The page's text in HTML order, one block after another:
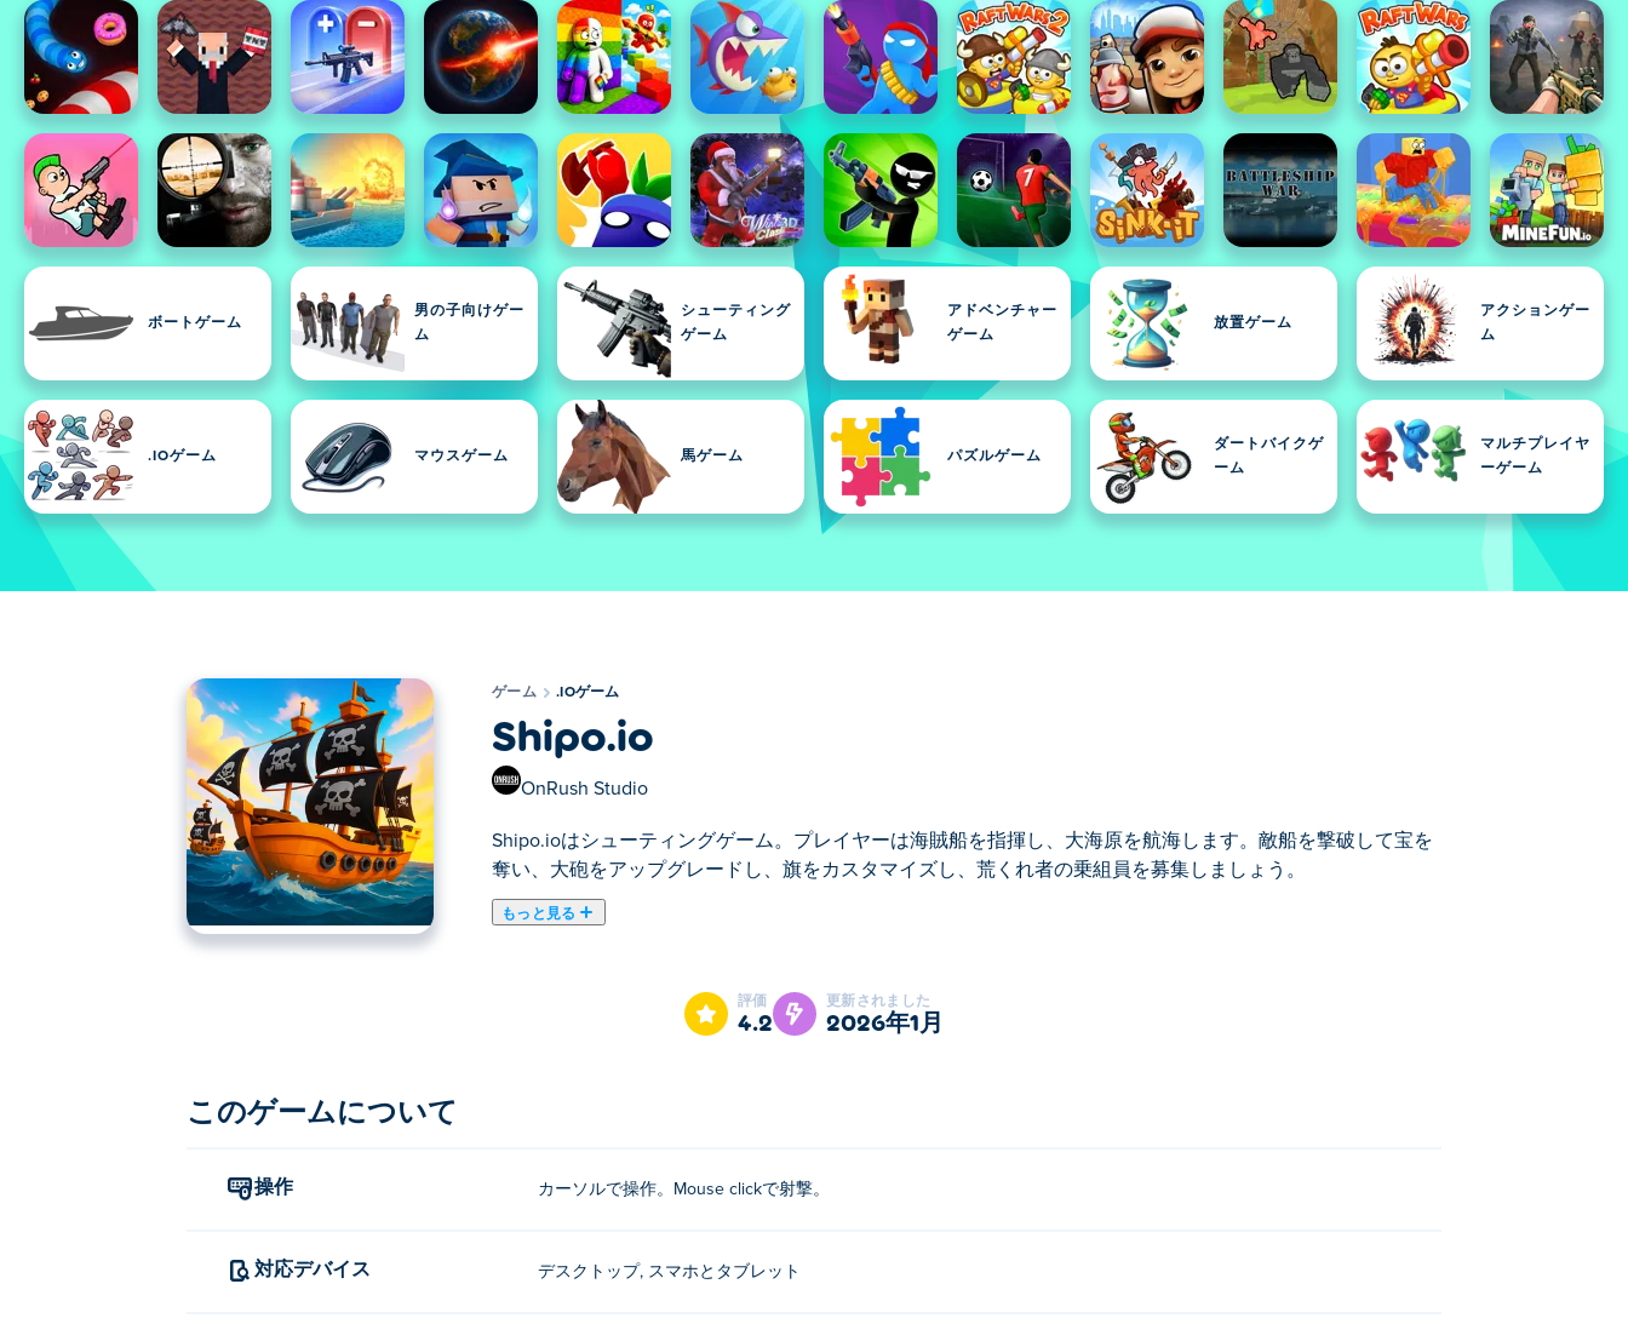
ボートゲーム
男の子向けゲー
ム
シューティング
ゲーム
アドベンチャー
ゲーム
放置ゲーム
アクションゲー
ム
.IOゲーム マウスゲーム 馬ゲーム パズルゲーム
ダートバイクゲ
ーム
マルチプレイヤ
ーゲーム
ゲーム .IOゲーム
Shipo.io
OnRush Studio
Shipo.ioはシューティングゲーム。プレイヤーは海賊船を指揮し、大海原を航海します。敵船を撃破して宝を
奪い、大砲をアップグレードし、旗をカスタマイズし、荒くれ者の乗組員を募集しましょう。
もっと見る
Shipo.io は、自分だけの海賊船を指揮して、大胆な航海に出発するオンライン ゲームです。海賊になって海を征服することを夢見たことがあり
金で船をアップグレードします。旗をカスタマイズしたり、山賊を仲間に加えたりすることもできます。海の究極の支配者になる準備ができて
Shipo.io を作成したのは誰ですか?
Friends 、 そしてBurger Bounty
評価
4.2
更新されました
2026年1月
このゲームについて
操作 カーソルで操作。Mouse clickで射撃。
対応デバイス デスクトップ, スマホとタブレット